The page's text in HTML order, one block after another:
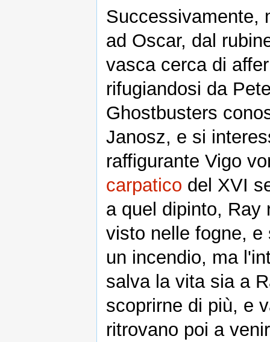
Successivamente,
ad Oscar, dal
vasca cerca di
rifugiandosi da
Ghostbusters
Janosz, e si
raffigurante Vigo
carpatico del XVI
a quel dipinto, Ray
visto nelle fogne,
un incendio, ma
salva la vita sia a
scoprirne di più, e
ritrovano poi a